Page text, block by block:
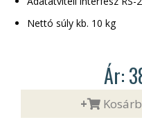
Nettó súly kb. 10 kg
Ár:
+